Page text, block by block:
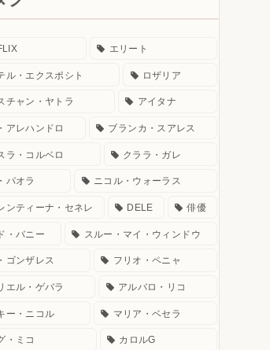
エリート
ル・エクスポシト ロザリア
チャン・ヤトラ アイタナ
アレハンドロ ブランカ・スアレス
ラ・コルベロ クララ・ガレ
パオラ ニコル・ウォーラス
ンティーナ・セネレ DELE 俳優
・バニー スルー・マイ・ウィンドウ
ゴンザレス フリオ・ペニャ
エル・ゲバラ アルバロ・リコ
ー・ニコル マリア・ベセラ
・ミコ カロルG